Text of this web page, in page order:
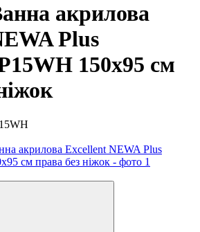
акрилова
Plus
150х95 см